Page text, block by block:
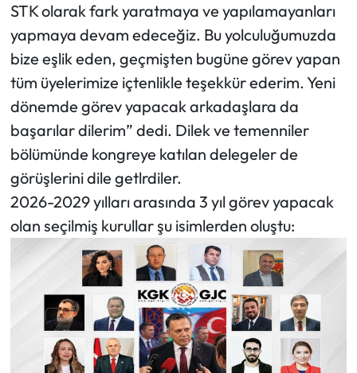
STK olarak fark yaratmaya ve yapılamayanları
yapmaya devam edeceğiz. Bu yolculuğumuzda
bize eşlik eden, geçmişten bugüne görev yapan
tüm üyelerimize içtenlikle teşekkür ederim. Yeni
dönemde görev yapacak arkadaşlara da
başarılar dilerim” dedi. Dilek ve temenniler
bölümünde kongreye katılan delegeler de
görüşlerini dile getlrdiler.
2026-2029 yılları arasında 3 yıl görev yapacak
olan seçilmiş kurullar şu isimlerden oluştu: